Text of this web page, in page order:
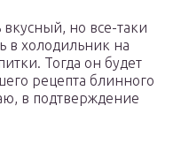
но все-таки
в холодильник на
Тогда он будет
рецепта блинного
в подтверждение